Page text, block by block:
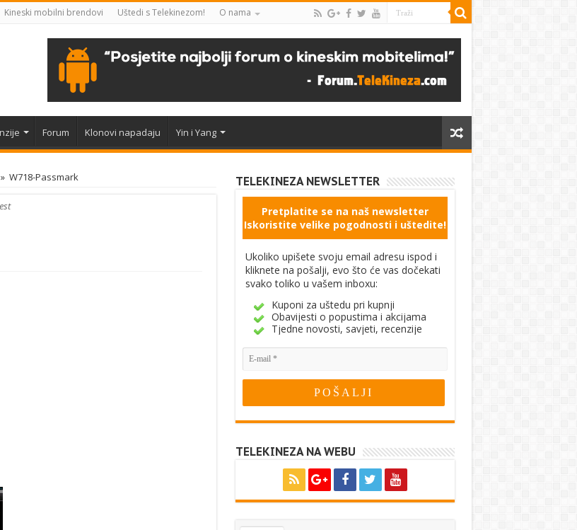
Kineski mobilni brendovi Uštedi s Telekinezom! O nama
Forum Klonovi napadaju Yin i Yang
» W718-Passmark TELEKINEZA NEWSLETTER
Pretplatite se na naš newsletter
Iskoristite velike pogodnosti i uštedite!
Ukoliko upišete svoju email adresu ispod i
kliknete na pošalji, evo što će vas dočekati
svako toliko u vašem inboxu:
Kuponi za uštedu pri kupnji
Obavijesti o popustima i akcijama
Tjedne novosti, savjeti, recenzije
TELEKINEZA NA WEBU